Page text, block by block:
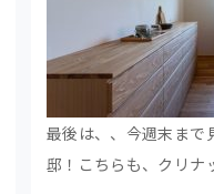
最後は、、今週末まで
邸！こちらも、クリナ